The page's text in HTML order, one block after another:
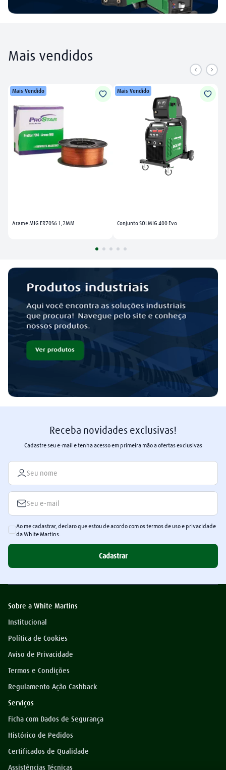
Mais vendidos
Mais Vendido
Arame MIG ER70S6 1,2MM
Mais Vendido
Conjunto SOLMIG 400 Evo
Receba novidades exclusivas!
Cadastre seu e-mail e tenha acesso em primeira mão a ofertas exclusivas
Ao me cadastrar, declaro que estou de acordo com os termos de uso e privacidade
da White Martins.
Cadastrar
Sobre a White Martins
Institucional
Política de Cookies
Aviso de Privacidade
Termos e Condições
Regulamento Ação Cashback
Serviços
Ficha com Dados de Segurança
Histórico de Pedidos
Certificados de Qualidade
Assistências Técnicas